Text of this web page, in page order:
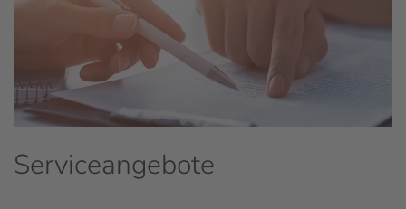
Serviceangebote